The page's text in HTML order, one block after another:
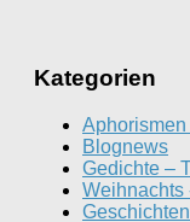
Kategorien
Blognews
Gedichte –
Weihnachts